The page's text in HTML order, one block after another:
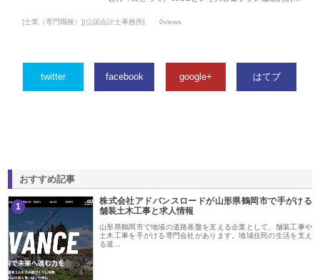
[士業（専門職種）][公認会計士事務所] 0views
twitter facebook google+ はてブ
おすすめ記事
1
株式会社アドバンスロードが山形県鶴岡市で手がける
舗装土木工事と求人情報
山形県鶴岡市で地域の道路基盤を支える企業として、舗装工事や
土木工事を手がける専門会社があります。地域住民の生活を支え
る道…